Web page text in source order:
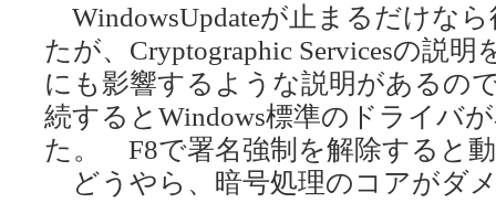
WindowsUpdateが止まるだけな
たが、Cryptographic Servicesの説
にも影響するような説明があるの
続するとWindows標準のドライバ
た。 F8で署名強制を解除すると
どうやら、暗号処理のコアがダ